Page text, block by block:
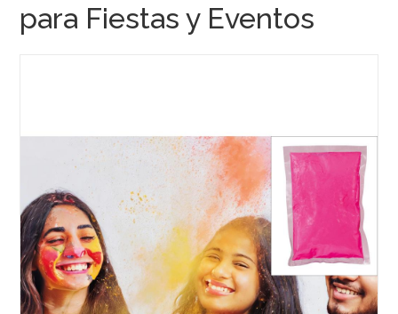
para Fiestas y Eventos